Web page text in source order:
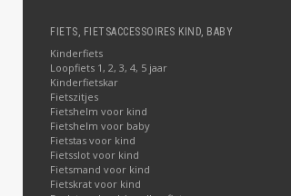
FIETS, FIETSACCESSOIRES KIND, BABY
Kinderfiets
Loopfiets 1, 2, 3, 4, 5 jaar
Kinderfietskar
Fietszitjes
Fietshelm voor kind
Fietshelm voor baby
Fietstas voor kind
Fietsslot voor kind
Fietsmand voor kind
Fietskrat voor kind